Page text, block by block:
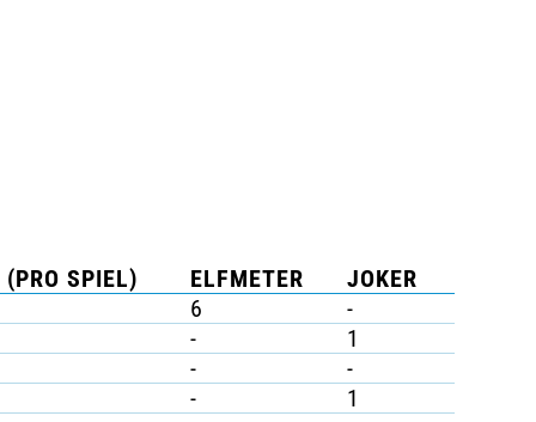
(PRO SPIEL) ELFMETER
JOKER
6
-
-
1
-
-
-
1